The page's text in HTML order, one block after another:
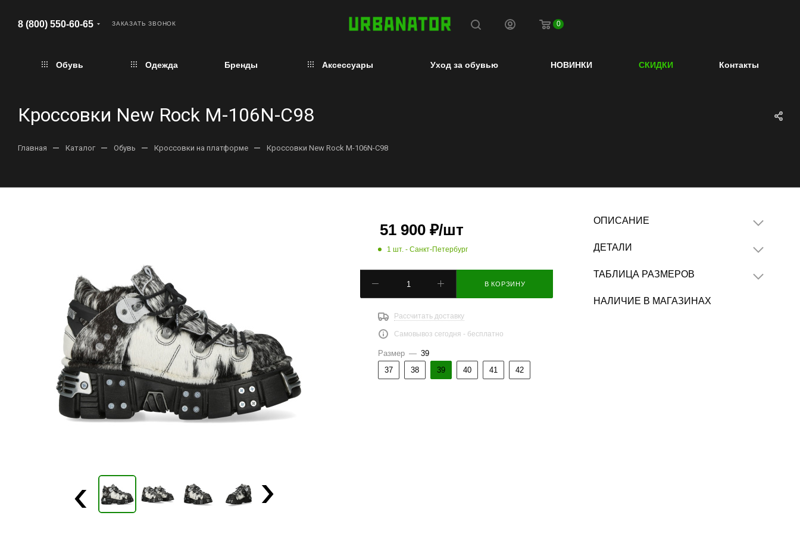
8 (800) 550-60-65 ЗАКАЗАТЬ ЗВОНОК 0
Обувь Одежда Бренды Аксессуары Уход за обувью НОВИНКИ СКИДКИ Контакты
Кроссовки New Rock M-106N-C98
Главная — Каталог — Обувь — Кроссовки на платформе — Кроссовки New Rock M-106N-C98
51 900 ₽/шт
1 шт.- Санкт-Петербург
В КОРЗИНУ
Рассчитать доставку
Самовывоз сегодня - бесплатно
Размер — 39
37
38 39 40 41 42
ОПИСАНИЕ
ДЕТАЛИ
ТАБЛИЦА РАЗМЕРОВ
НАЛИЧИЕ В МАГАЗИНАХ